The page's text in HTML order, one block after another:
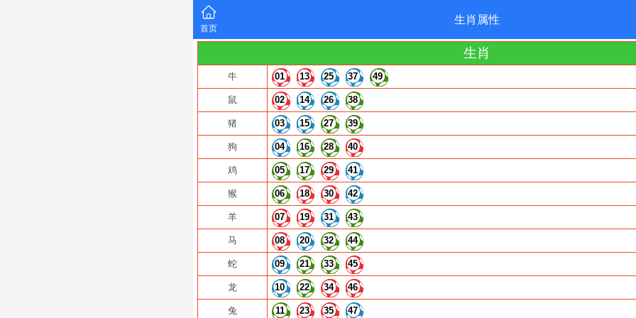
首页
生肖属性
生肖
牛 01 13 25 37 49
鼠 02 14 26 38
猪 03 15 27 39
狗 04 16 28 40
鸡 05 17 29 41
猴 06 18 30 42
羊 07 19 31 43
马 08 20 32 44
蛇 09 21 33 45
龙 10 22 34 46
兔 11 23 35 47